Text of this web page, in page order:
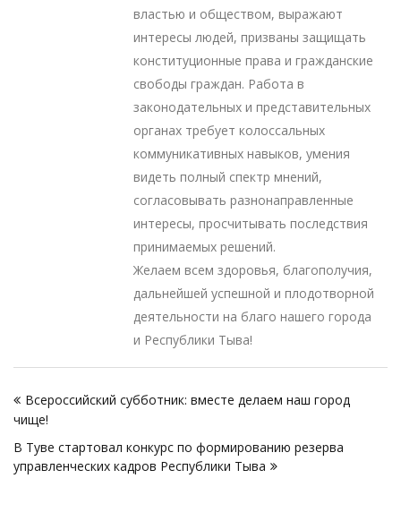
властью и обществом, выражают
интересы людей, призваны защищать
конституционные права и гражданские
свободы граждан. Работа в
законодательных и представительных
органах требует колоссальных
коммуникативных навыков, умения
видеть полный спектр мнений,
согласовывать разнонаправленные
интересы, просчитывать последствия
принимаемых решений.
Желаем всем здоровья, благополучия,
дальнейшей успешной и плодотворной
деятельности на благо нашего города
и Республики Тыва!
по
записям
Всероссийский субботник: вместе делаем наш город
чище!
В Туве стартовал конкурс по формированию резерва
управленческих кадров Республики Тыва